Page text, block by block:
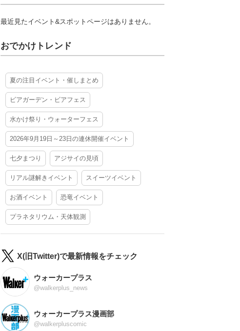
最近見たイベント&スポットページはありません。
おでかけトレンド
夏の注目イベント・催しまとめ
ビアガーデン・ビアフェス
水かけ祭り・ウォーターフェス
2026年9月19日～23日の連休開催イベント
七夕まつり アジサイの見頃
リアル謎解きイベント スイーツイベント
お酒イベント 恐竜イベント
プラネタリウム・天体観測
X(旧Twitter)で最新情報をチェック
ウォーカープラス
@walkerplus_news
ウォーカープラス漫画部
@walkerpluscomic